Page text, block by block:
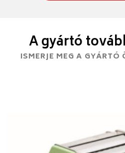
A gyártó
ISMERJE MEG A GYÁRTÓ